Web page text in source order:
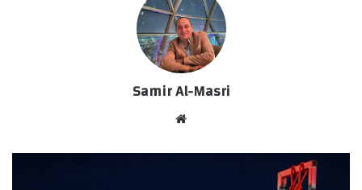
Samir Al-Masri
الوي